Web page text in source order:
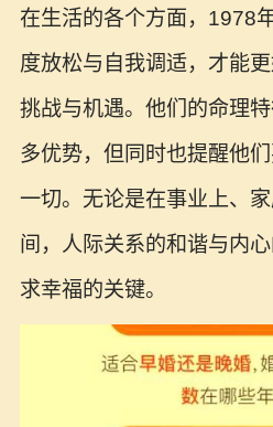
在生活的各个方面，1978
度放松与自我调适，才能
挑战与机遇。他们的命理
多优势，但同时也提醒他
一切。无论是在事业上、
间，人际关系的和谐与内
求幸福的关键。